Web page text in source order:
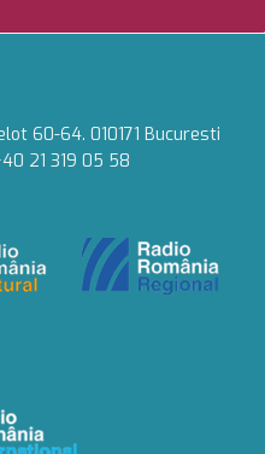
60-64. 010171 Bucuresti
21 319 05 58